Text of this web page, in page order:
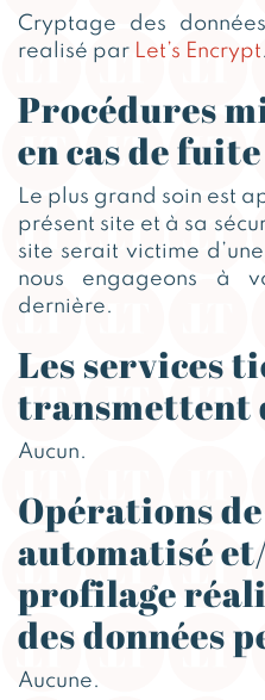
Cryptage des
realisé par Let’s Encrypt.
Procédures
en cas de
Le plus grand soin est
présent site et à sa
site serait victime
nous engageons à
dernière.
Les services
transmettent
Aucun.
Opérations
automatisé
profilage
des données
Aucune.